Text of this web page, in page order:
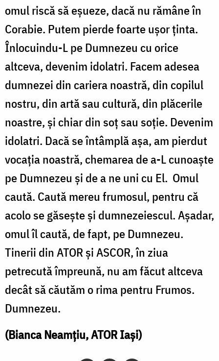
omul riscă să eșueze, dacă nu rămâne în
Corabie. Putem pierde foarte ușor ținta.
Înlocuindu-L pe Dumnezeu cu orice
altceva, devenim idolatri. Facem adesea
dumnezei din cariera noastră, din copilul
nostru, din artă sau cultură, din plăcerile
noastre, și chiar din soț sau soție. Devenim
idolatri. Dacă se întâmplă așa, am pierdut
vocația noastră, chemarea de a-L cunoaște
pe Dumnezeu și de a ne uni cu El. Omul
caută. Caută mereu frumosul, pentru că
acolo se găsește și dumnezeiescul. Așadar,
omul îl caută, de fapt, pe Dumnezeu.
Tinerii din ATOR și ASCOR, în ziua
petrecută împreună, nu am făcut altceva
decât să căutăm o rima pentru Frumos.
Dumnezeu.
(Bianca Neamțiu, ATOR Iași)